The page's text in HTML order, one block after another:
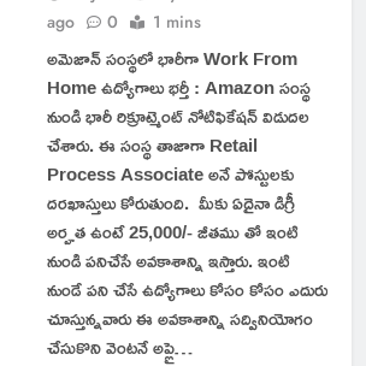
ago
0 1 mins
అమెజాన్ సంస్థలో భారీగా Work From
Home ఉద్యోగాలు భర్తీ : Amazon సంస్థ
నుండి భారీ రిక్రూట్మెంట్ నోటిఫికేషన్ విడుదల
చేశారు. ఈ సంస్థ తాజాగా Retail
Process Associate అనే పోస్టులకు
దరఖాస్తులు కోరుతుంది. మీకు ఏదైనా డిగ్రీ
అర్హత ఉంటే 25,000/- జీతము తో ఇంటి
నుండి పనిచేసే అవకాశాన్ని ఇస్తారు. ఇంటి
నుండే పని చేసే ఉద్యోగాలు కోసం కోసం ఎదురు
చూస్తున్నవారు ఈ అవకాశాన్ని సద్వినియోగం
చేసుకొని వెంటనే అప్లై…